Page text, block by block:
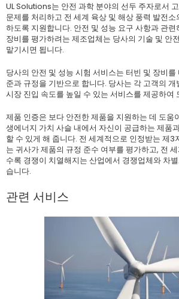
UL Solutions는 안전 과학 분야의 선두 주자로서
문제를 처리하고 전 세계 육상 및 해상 풍력 발전
하도록 지원합니다. 안전 및 성능 요구 사항과 관련
장비를 평가하려는 제조업체는 당사의 기술 및 안
맡기시면 됩니다.
당사의 안전 및 성능 시험 서비스는 터빈 및 장비
준과 규정을 기반으로 합니다. 당사는 각 고객의
시장 진입 속도를 높일 수 있는 서비스를 제공하여
제품 인증은 보다 안전한 제품을 지원하는 데 도움
생에너지 가치 사슬 내에서 자신이 공급하는 제품
할 수 있게 해 줍니다. 전 세계적으로 인정받는 제3
는 귀사가 제품의 규정 준수 여부를 평가하고, 전
수록 경쟁이 치열해지는 산업에서 경쟁업체와 차
습니다.
관련 서비스